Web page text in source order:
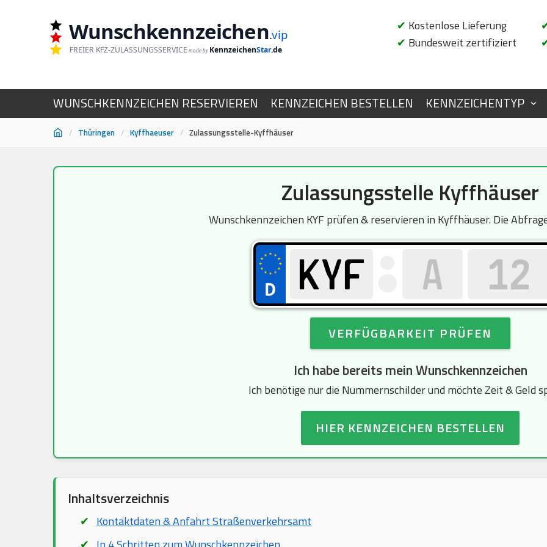
Wunschkennzeichen.vip
FREIER KFZ-ZULASSUNGSSERVICE made by KennzeichenStar.de
✔ Kostenlose Lieferung
✔ Bundesweit zertifiziert
WUNSCHKENNZEICHEN RESERVIEREN KENNZEICHEN BESTELLEN KENNZEICHENTYP
/ Thüringen / Kyffhaeuser / Zulassungsstelle-Kyffhäuser
Zulassungsstelle Kyffhäuser
Wunschkennzeichen KYF prüfen & reservieren in Kyffhäuser. Die
VERFÜGBARKEIT PRÜFEN
Ich habe bereits mein Wunschkennzeichen
Ich benötige nur die Nummernschilder und möchte Zeit & Geld
HIER KENNZEICHEN BESTELLEN
Inhaltsverzeichnis
Kontaktdaten & Anfahrt Straßenverkehrsamt